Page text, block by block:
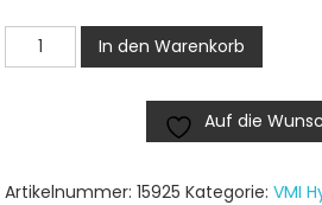
Hybrid
Standard
In den Warenkorb
Auf die
Artikelnummer:15925 Kategorie:VMI